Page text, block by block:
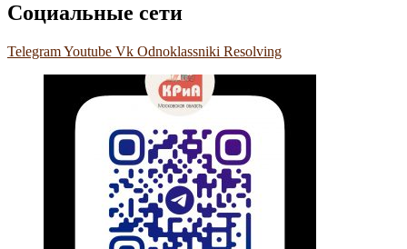
Социальные сети
TelegramYoutube Vk Odnoklassniki Resolving